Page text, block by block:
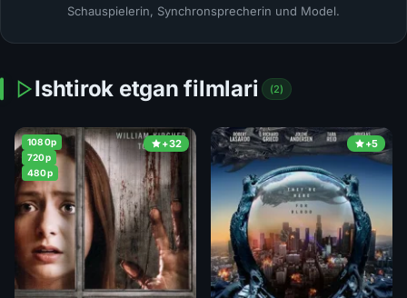
Schauspielerin, Synchronsprecherin und Model.
Ishtirok etgan filmlari (2)
+32
1080p
720p
480p
+5